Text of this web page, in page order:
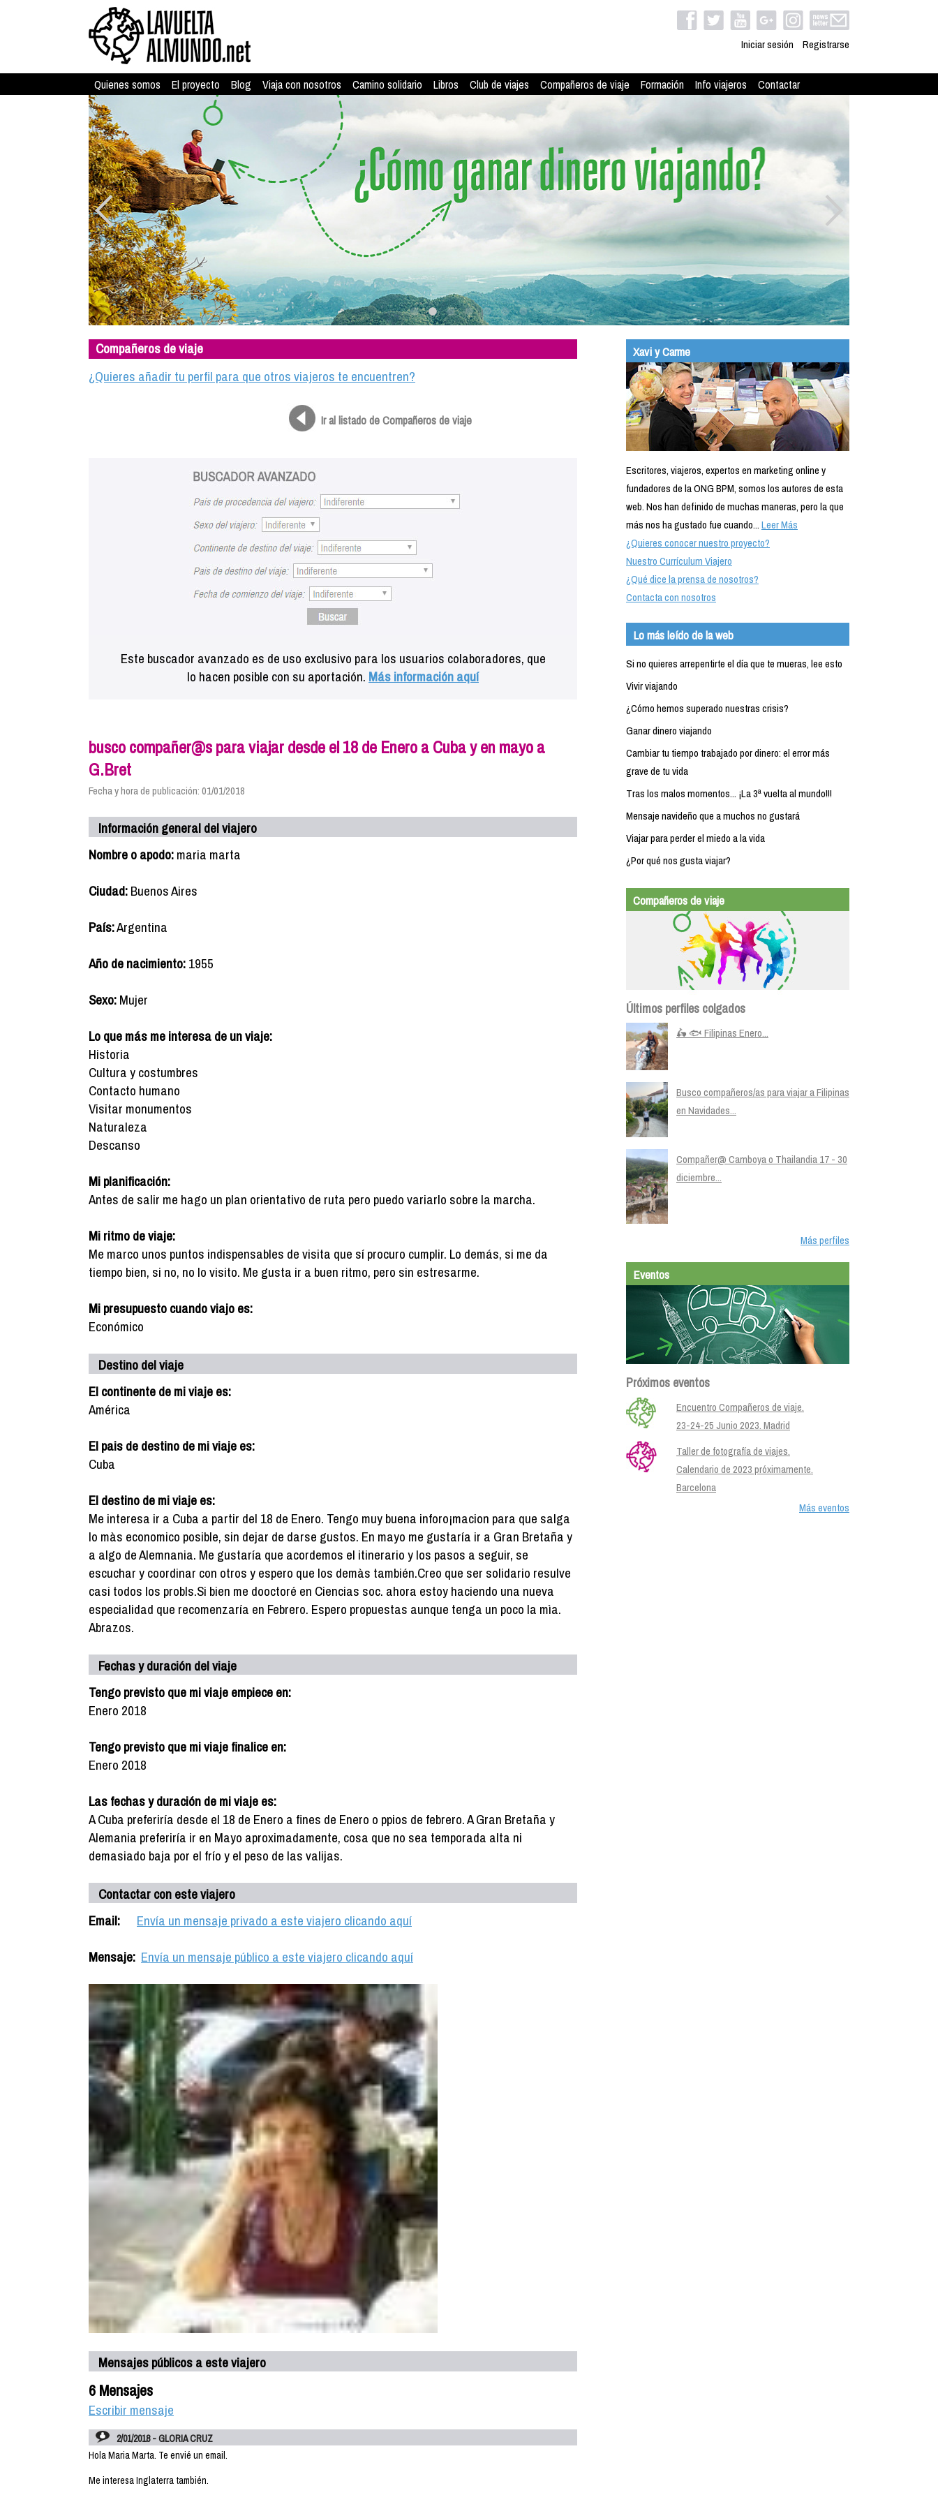
Iniciar sesión Registrarse
Quienes somos El proyecto Blog Viaja con nosotros Camino solidario Libros Club de viajes Compañeros de viaje Formación Info viajeros Contactar
Compañeros de viaje
¿Quieres añadir tu perfil para que otros viajeros te encuentren?
Ir al listado de Compañeros de viaje
Este buscador avanzado es de uso exclusivo para los usuarios colaboradores, que
lo hacen posible con su aportación. Más información aquí
busco compañer@s para viajar desde el 18 de Enero a Cuba y en mayo a
G.Bret
Fecha y hora de publicación: 01/01/2018
Información general del viajero
Nombre o apodo:maria marta
Ciudad:Buenos Aires
País:Argentina
Año de nacimiento:1955
Sexo:Mujer
Lo que más me interesa de un viaje:
Historia
Cultura y costumbres
Contacto humano
Visitar monumentos
Naturaleza
Descanso
Mi planificación:
Antes de salir me hago un plan orientativo de ruta pero puedo variarlo sobre la marcha.
Mi ritmo de viaje:
Me marco unos puntos indispensables de visita que sí procuro cumplir. Lo demás, si me da
tiempo bien, si no, no lo visito. Me gusta ir a buen ritmo, pero sin estresarme.
Mi presupuesto cuando viajo es:
Económico
Destino del viaje
El continente de mi viaje es:
América
El pais de destino de mi viaje es:
Cuba
El destino de mi viaje es:
Me interesa ir a Cuba a partir del 18 de Enero. Tengo muy buena inforo¡macion para que salga
lo màs economico posible, sin dejar de darse gustos. En mayo me gustaría ir a Gran Bretaña y
a algo de Alemnania. Me gustaría que acordemos el itinerario y los pasos a seguir, se
escuchar y coordinar con otros y espero que los demàs también.Creo que ser solidario resulve
casi todos los probls.Si bien me dooctoré en Ciencias soc. ahora estoy haciendo una nueva
especialidad que recomenzaría en Febrero. Espero propuestas aunque tenga un poco la mìa.
Abrazos.
Fechas y duración del viaje
Tengo previsto que mi viaje empiece en:
Enero 2018
Tengo previsto que mi viaje finalice en:
Enero 2018
Las fechas y duración de mi viaje es:
A Cuba preferiría desde el 18 de Enero a fines de Enero o ppios de febrero. A Gran Bretaña y
Alemania preferiría ir en Mayo aproximadamente, cosa que no sea temporada alta ni
demasiado baja por el frío y el peso de las valijas.
Contactar con este viajero
Email:
Envía un mensaje privado a este viajero clicando aquí
Mensaje: Envía un mensaje público a este viajero clicando aquí
Mensajes públicos a este viajero
6 Mensajes
Escribir mensaje
2/01/2018 - GLORIA CRUZ
Hola Maria Marta. Te envié un email.
Me interesa Inglaterra también.
Xavi y Carme
Escritores, viajeros, expertos en marketing online y
fundadores de la ONG BPM, somos los autores de esta
web. Nos han definido de muchas maneras, pero la que
más nos ha gustado fue cuando...Leer Más
¿Quieres conocer nuestro proyecto?
Nuestro Currículum Viajero
¿Qué dice la prensa de nosotros?
Contacta con nosotros
Lo más leído de la web
Si no quieres arrepentirte el día que te mueras, lee esto
Vivir viajando
¿Cómo hemos superado nuestras crisis?
Ganar dinero viajando
Cambiar tu tiempo trabajado por dinero: el error más
grave de tu vida
Tras los malos momentos... ¡La 3ª vuelta al mundo!!!
Mensaje navideño que a muchos no gustará
Viajar para perder el miedo a la vida
¿Por qué nos gusta viajar?
Compañeros de viaje
Últimos perfiles colgados
🛵 🐟 Filipinas Enero...
Busco compañeros/as para viajar a Filipinas
en Navidades...
Compañer@ Camboya o Thailandia 17 - 30
diciembre...
Más perfiles
Eventos
Próximos eventos
Encuentro Compañeros de viaje.
23-24-25 Junio 2023. Madrid
Taller de fotografía de viajes.
Calendario de 2023 próximamente.
Barcelona
Más eventos